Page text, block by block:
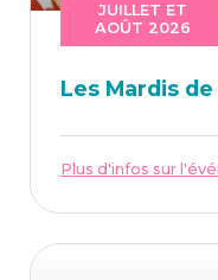
JUILLET ET
AOÛT 2026
Les Mar­dis de
Plus d'infos sur